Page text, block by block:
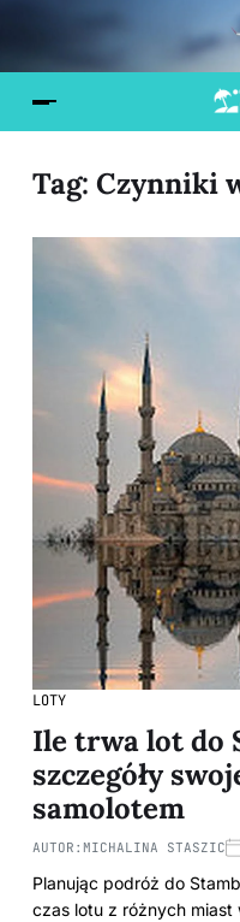
Tag: Czynniki
LOTY
Ile trwa lot do
szczegóły
samolotem
AUTOR: MICHALINA STASZIC
Planując podróż do
czas lotu z różnych miast